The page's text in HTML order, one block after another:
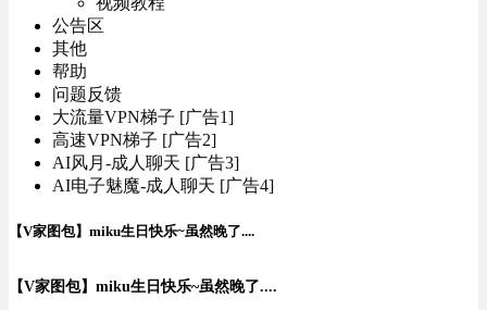
公告区
其他
帮助
问题反馈
大流量VPN梯子 [广告1]
高速VPN梯子 [广告2]
AI风月-成人聊天 [广告3]
AI电子魅魔-成人聊天 [广告4]
【V家图包】miku生日快乐~虽然晚了....
【V家图包】miku生日快乐~虽然晚了....